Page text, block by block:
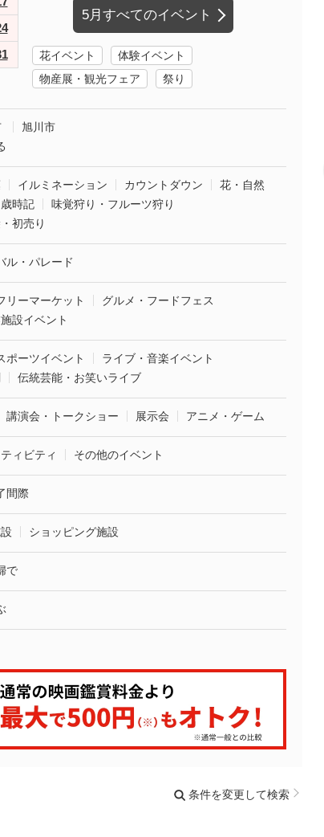
5月すべてのイベント
花イベント
体験イベント
物産展・観光フェア
祭り
旭川市
イルミネーション カウントダウン
花・自然
時記
味覚狩り・フルーツ狩り
初売り
ル・パレード
リーマーケット
グルメ・フードフェス
設イベント
ポーツイベント
ライブ・音楽イベント
伝統芸能・お笑いライブ
講演会・トークショー 展示会 アニメ・ゲーム
ィビティ その他のイベント
間際
ショッピング施設
で
条件を変更して検索